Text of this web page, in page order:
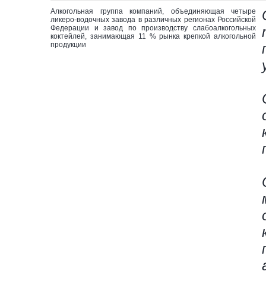
Алкогольная группа компаний, объединяющая четыре
ликеро-водочных завода в различных регионах Российской
Федерации и завод по производству слабоалкогольных
коктейлей, занимающая 11 % рынка крепкой алкогольной
продукции